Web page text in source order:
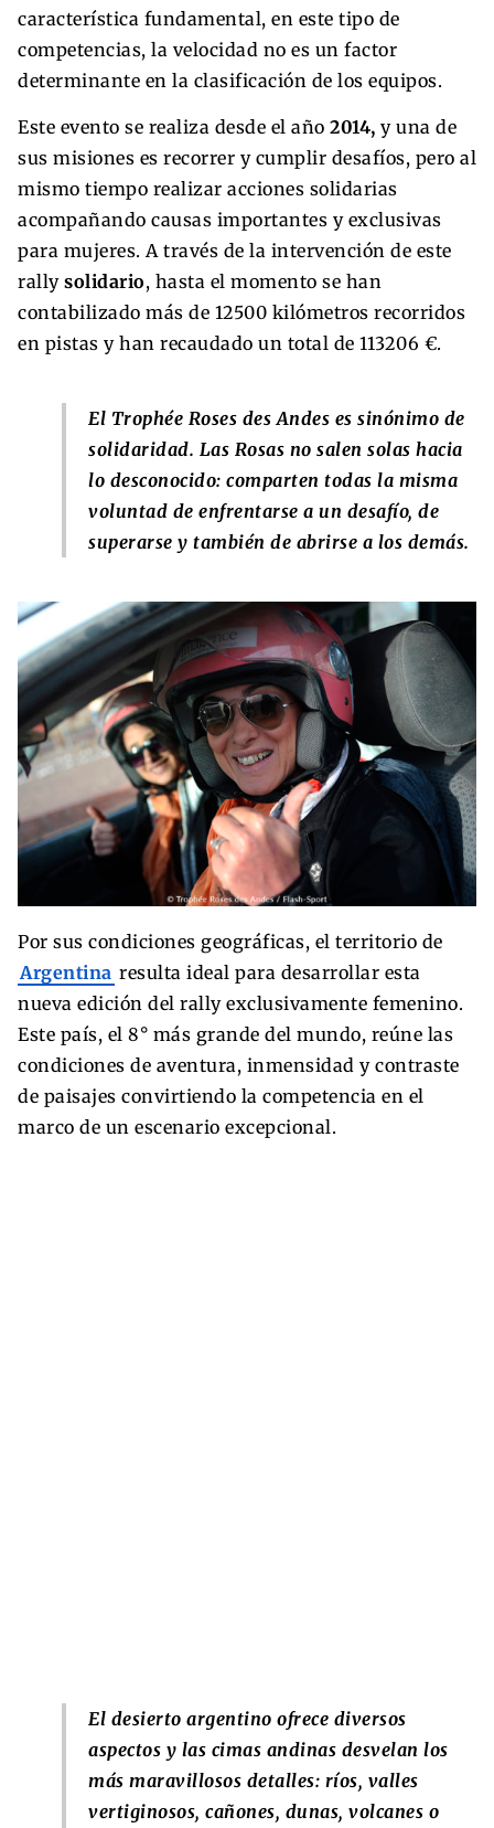
característica fundamental, en este tipo de
competencias, la velocidad no es un factor
determinante en la clasificación de los equipos.
Este evento se realiza desde el año 2014, y una de
sus misiones es recorrer y cumplir desafíos, pero al
mismo tiempo realizar acciones solidarias
acompañando causas importantes y exclusivas
para mujeres. A través de la intervención de este
rally solidario, hasta el momento se han
contabilizado más de 12500 kilómetros recorridos
en pistas y han recaudado un total de 113206 €.
El Trophée Roses des Andes es sinónimo de
solidaridad. Las Rosas no salen solas hacia
lo desconocido: comparten todas la misma
voluntad de enfrentarse a un desafío, de
superarse y también de abrirse a los demás.
Por sus condiciones geográficas, el territorio de
Argentina resulta ideal para desarrollar esta
nueva edición del rally exclusivamente femenino.
Este país, el 8° más grande del mundo, reúne las
condiciones de aventura, inmensidad y contraste
de paisajes convirtiendo la competencia en el
marco de un escenario excepcional.
El desierto argentino ofrece diversos
aspectos y las cimas andinas desvelan los
más maravillosos detalles: ríos, valles
vertiginosos, cañones, dunas, volcanes o